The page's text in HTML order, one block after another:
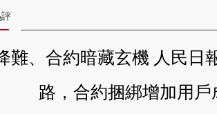
難、合約暗藏玄機 人民日
路，合約捆綁增加用戶